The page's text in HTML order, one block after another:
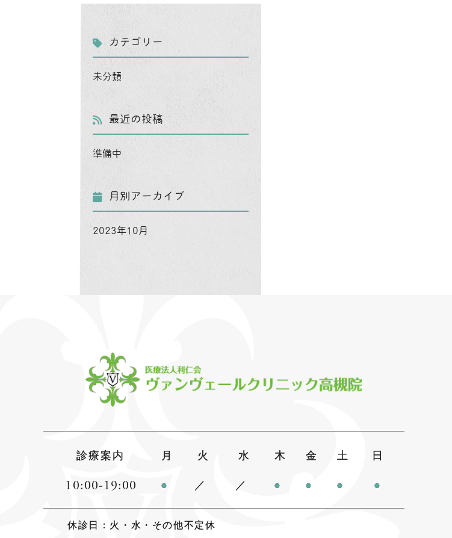
カテゴリー
未分類
最近の投稿
準備中
月別アーカイブ
2023年10月
診療案内 月 火 水 木 金 土 日
10:00-19:00 ● ／ ／ ● ● ● ●
休診日：火・水・その他不定休